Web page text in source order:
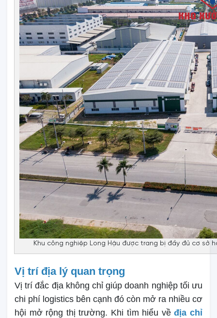
Khu công nghiệp Long Hậu được trang bị đầy đủ cơ
Vị trí địa lý quan trọng
Vị trí đắc địa không chỉ giúp doanh nghiệp tối ưu
chi phí logistics bên cạnh đó còn mở ra nhiều cơ
hội mở rộng thị trường. Khi tìm hiểu vềđịa chỉ